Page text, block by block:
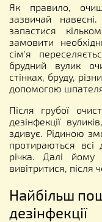
Як правило,
зазвичай
запастися
замовити
сім'я
брудний вулик
стінках, бруду,
допомогою
Після грубої
дезінфекції
здивує. Рідиною
протираються всі
річка. Далі йому
вивітритися,
Найбільш
дезінфекції